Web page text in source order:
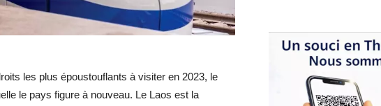
les plus époustouflants à visiter en 2023, le
le pays figure à nouveau. Le Laos est la